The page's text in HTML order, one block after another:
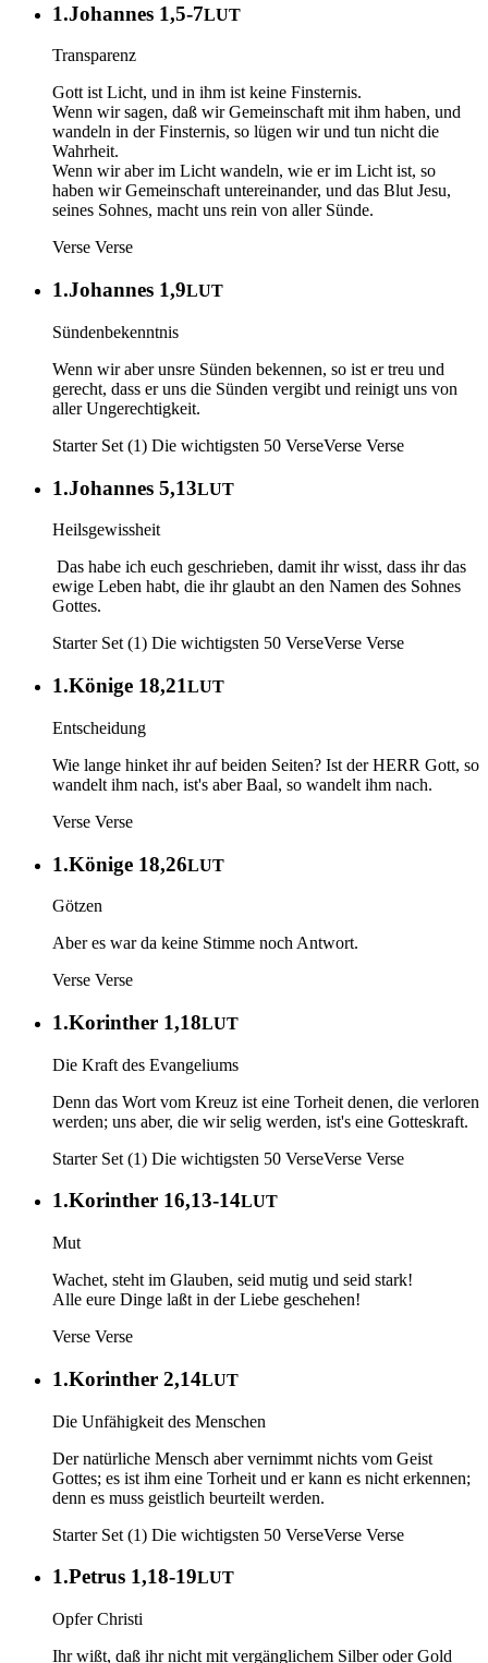
1.Johannes 1,5-7LUT
Transparenz
Gott ist Licht, und in ihm ist keine Finsternis.
Wenn wir sagen, daß wir Gemeinschaft mit ihm haben, und
wandeln in der Finsternis, so lügen wir und tun nicht die
Wahrheit.
Wenn wir aber im Licht wandeln, wie er im Licht ist, so
haben wir Gemeinschaft untereinander, und das Blut Jesu,
seines Sohnes, macht uns rein von aller Sünde.
Verse Verse
1.Johannes 1,9LUT
Sündenbekenntnis
Wenn wir aber unsre Sünden bekennen, so ist er treu und
gerecht, dass er uns die Sünden vergibt und reinigt uns von
aller Ungerechtigkeit.
Starter Set (1) Die wichtigsten 50 VerseVerse Verse
1.Johannes 5,13LUT
Heilsgewissheit
Das habe ich euch geschrieben, damit ihr wisst, dass ihr das
ewige Leben habt, die ihr glaubt an den Namen des Sohnes
Gottes.
Starter Set (1) Die wichtigsten 50 VerseVerse Verse
1.Könige 18,21LUT
Entscheidung
Wie lange hinket ihr auf beiden Seiten? Ist der HERR Gott, so
wandelt ihm nach, ist's aber Baal, so wandelt ihm nach.
Verse Verse
1.Könige 18,26LUT
Götzen
Aber es war da keine Stimme noch Antwort.
Verse Verse
1.Korinther 1,18LUT
Die Kraft des Evangeliums
Denn das Wort vom Kreuz ist eine Torheit denen, die verloren
werden; uns aber, die wir selig werden, ist's eine Gotteskraft.
Starter Set (1) Die wichtigsten 50 VerseVerse Verse
1.Korinther 16,13-14LUT
Mut
Wachet, steht im Glauben, seid mutig und seid stark!
Alle eure Dinge laßt in der Liebe geschehen!
Verse Verse
1.Korinther 2,14LUT
Die Unfähigkeit des Menschen
Der natürliche Mensch aber vernimmt nichts vom Geist
Gottes; es ist ihm eine Torheit und er kann es nicht erkennen;
denn es muss geistlich beurteilt werden.
Starter Set (1) Die wichtigsten 50 VerseVerse Verse
1.Petrus 1,18-19LUT
Opfer Christi
Ihr wißt, daß ihr nicht mit vergänglichem Silber oder Gold